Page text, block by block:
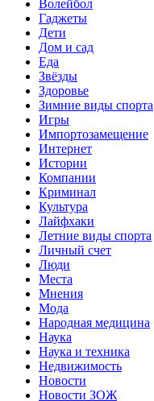
Волейбол
Гаджеты
Дети
Дом и сад
Еда
Звёзды
Здоровье
Зимние виды спорта
Игры
Импортозамещение
Интернет
Истории
Компании
Криминал
Культура
Лайфхаки
Летние виды спорта
Личный счет
Люди
Места
Мнения
Мода
Народная медицина
Наука
Наука и техника
Недвижимость
Новости
Новости ЗОЖ